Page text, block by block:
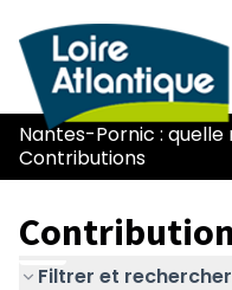
Nantes-Pornic :
Contributions
Filtrer et rechercher